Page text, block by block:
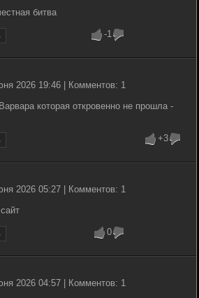
битва
-1
2026 19:46 | Комментов: 1
которая откровенно не прошла -
+3
2026 05:27 | Комментов: 1
0
2026 04:57 | Комментов: 1